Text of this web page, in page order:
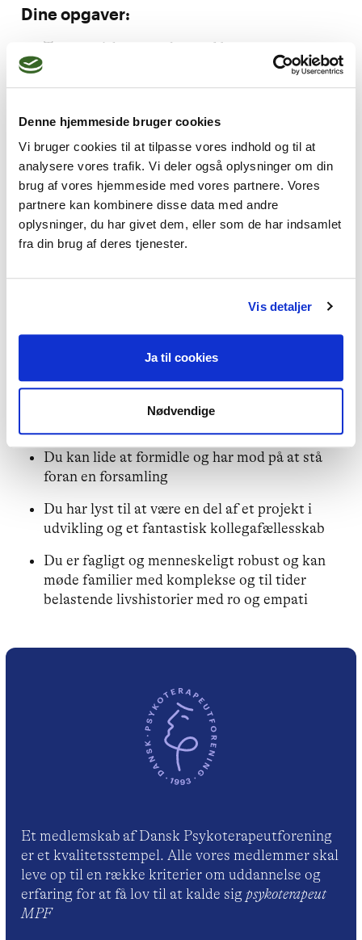
Denne hjemmeside bruger cookies
Vi bruger cookies til at tilpasse vores indhold og til at
analysere vores trafik. Vi deler også oplysninger om din
brug af vores hjemmeside med vores partnere. Vores
partnere kan kombinere disse data med andre
oplysninger, du har givet dem, eller som de har indsamlet
fra din brug af deres tjenester.
Vis detaljer
Ja til cookies
Nødvendige
Dine opgaver:
Terapeutiske samtaler med børn, unge og
familier – både individuelt og i grupper
for at sikre den bedste støtte
Formidling, undervisning og opsøgende
arbejde for at nå ud til flere børn og unge
Praktiske opgaver i dagligdagen, som du selv
administrerer
Du har en 4-årig psykoterapeutuddannelse og
Du brænder for at gøre en forskel og trives
Du er nysgerrig, kreativ og god til at skabe
Du kan lide at formidle og har mod på at stå
foran en forsamling
Du har lyst til at være en del af et projekt i
udvikling og et fantastisk kollegafællesskab
Du er fagligt og menneskeligt robust og kan
møde familier med komplekse og til tider
belastende livshistorier med ro og empati
Et medlemskab af Dansk Psykoterapeutforening
er et kvalitetsstempel. Alle vores medlemmer skal
leve op til en række kriterier om uddannelse og
erfaring for at få lov til at kalde sig psykoterapeut
MPF